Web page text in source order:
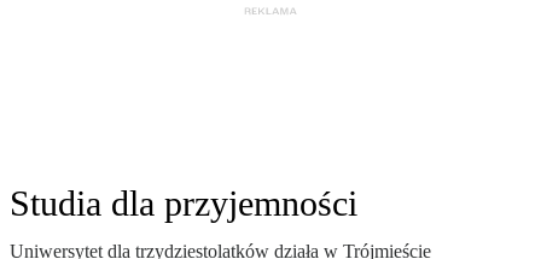
Studia dla przyjemności
Uniwersytet dla trzydziestolatków działa w Trójmieście